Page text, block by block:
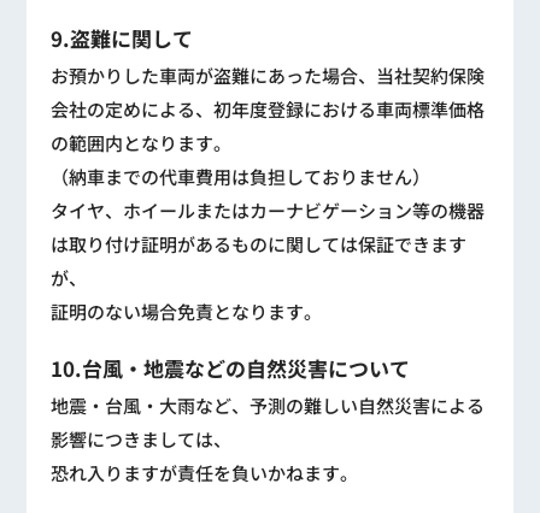
9.盗難に関して
お預かりした車両が盗難にあった場合、当社契約保険
会社の定めによる、初年度登録における車両標準価格
の範囲内となります。
（納車までの代車費用は負担しておりません）
タイヤ、ホイールまたはカーナビゲーション等の機器
は取り付け証明があるものに関しては保証できます
が、
証明のない場合免責となります。
10.台風・地震などの自然災害について
地震・台風・大雨など、予測の難しい自然災害による
影響につきましては、
恐れ入りますが責任を負いかねます。